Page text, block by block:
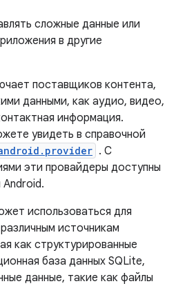
сложные данные или
в другие
поставщиков контента,
данными, как аудио, видео,
информация.
увидеть в справочной
. С
эти провайдеры доступны
использоваться для
источникам
как структурированные
база данных SQLite,
данные, такие как файлы